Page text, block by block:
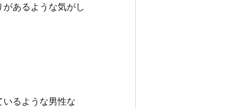
あるような気がし
るような男性な